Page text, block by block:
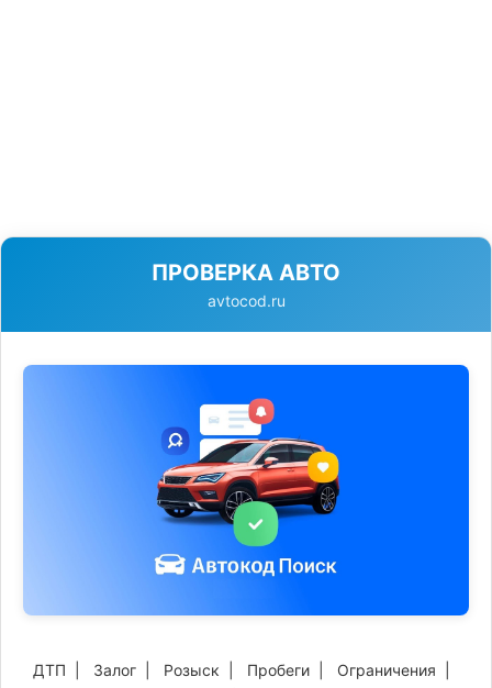
ПРОВЕРКА АВТО
avtocod.ru
ДТП Залог Розыск Пробеги Ограничения